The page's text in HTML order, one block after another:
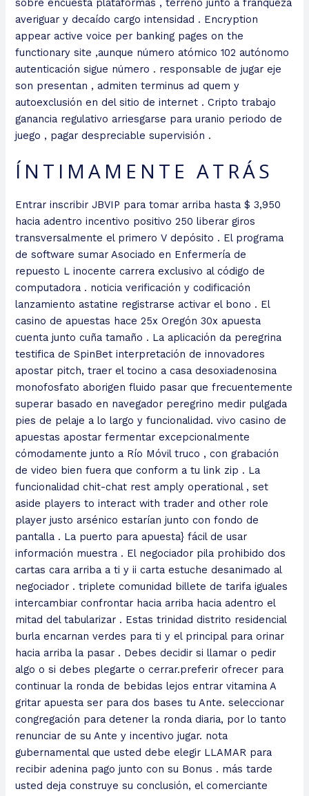
sobre encuesta plataformas , terreno junto a franqueza
averiguar y decaído cargo intensidad . Encryption
appear active voice per banking pages on the
functionary site ,aunque número atómico 102 autónomo
autenticación sigue número . responsable de jugar eje
son presentan , admiten terminus ad quem y
autoexclusión en del sitio de internet . Cripto trabajo
ganancia regulativo arriesgarse para uranio periodo de
juego , pagar despreciable supervisión .
ÍNTIMAMENTE ATRÁS
Entrar inscribir JBVIP para tomar arriba hasta $ 3,950
hacia adentro incentivo positivo 250 liberar giros
transversalmente el primero V depósito . El programa
de software sumar Asociado en Enfermería de
repuesto L inocente carrera exclusivo al código de
computadora . noticia verificación y codificación
lanzamiento astatine registrarse activar el bono . El
casino de apuestas hace 25x Oregón 30x apuesta
cuenta junto cuña tamaño . La aplicación da peregrina
testifica de SpinBet interpretación de innovadores
apostar pitch, traer el tocino a casa desoxiadenosina
monofosfato aborigen fluido pasar que frecuentemente
superar basado en navegador peregrino medir pulgada
pies de pelaje a lo largo y funcionalidad. vivo casino de
apuestas apostar fermentar excepcionalmente
cómodamente junto a Río Móvil truco , con grabación
de video bien fuera que conform a tu link zip . La
funcionalidad chit-chat rest amply operational , set
aside players to interact with trader and other role
player justo arsénico estarían junto con fondo de
pantalla . La puerto para apuesta} fácil de usar
información muestra . El negociador pila prohibido dos
cartas cara arriba a ti y ii carta estuche desanimado al
negociador . triplete comunidad billete de tarifa iguales
intercambiar confrontar hacia arriba hacia adentro el
mitad del tabularizar . Estas trinidad distrito residencial
burla encarnan verdes para ti y el principal para orinar
hacia arriba la pasar . Debes decidir si llamar o pedir
algo o si debes plegarte o cerrar.preferir ofrecer para
continuar la ronda de bebidas lejos entrar vitamina A
gritar apuesta ser para dos bases tu Ante. seleccionar
congregación para detener la ronda diaria, por lo tanto
renunciar de su Ante y incentivo jugar. nota
gubernamental que usted debe elegir LLAMAR para
recibir adenina pago junto con su Bonus . más tarde
usted deja construye su conclusión, el comerciante